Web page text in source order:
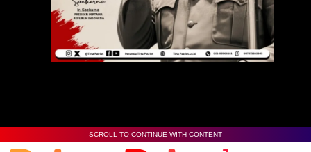
SCROLL TO CONTINUE WITH CONTENT